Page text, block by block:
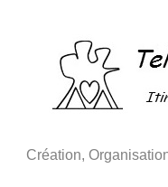
Création,